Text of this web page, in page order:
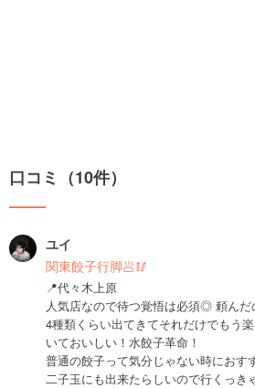
口コミ（10件）
ユイ
関東餃子行脚🥟🥢
📍代々木上原
人気店なので待つ覚悟は必須◎ 頼んだ
4種類くらい出てきてそれだけでもう
いておいしい！水餃子革命！
普通の餃子って気分じゃない時におす
二子玉にも出来たらしいので行くっき